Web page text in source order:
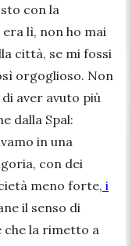
con la
lì, non ho mai
città, se mi fossi
orgoglioso. Non
di aver avuto più
dalla Spal:
in una
con dei
meno forte, i
il senso di
che la rimetto a